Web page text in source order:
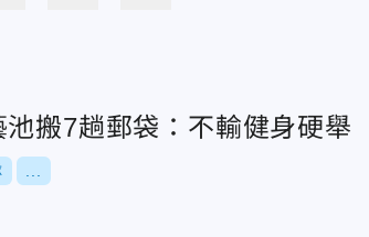
搬7趟郵袋：不輸健身硬舉